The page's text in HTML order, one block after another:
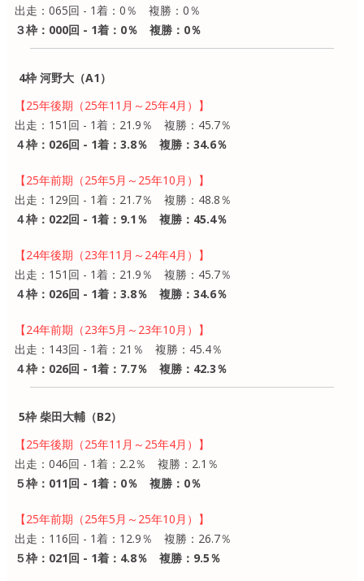
出走：065回 - 1着：0％ 複勝：0％
３枠：000回 - 1着：0％ 複勝：0％
4枠 河野大（A1）
【25年後期（25年11月～25年4月）】
出走：151回 - 1着：21.9％ 複勝：45.7％
４枠：026回 - 1着：3.8％ 複勝：34.6％
【25年前期（25年5月～25年10月）】
出走：129回 - 1着：21.7％ 複勝：48.8％
４枠：022回 - 1着：9.1％ 複勝：45.4％
【24年後期（23年11月～24年4月）】
出走：151回 - 1着：21.9％ 複勝：45.7％
４枠：026回 - 1着：3.8％ 複勝：34.6％
【24年前期（23年5月～23年10月）】
出走：143回 - 1着：21％ 複勝：45.4％
４枠：026回 - 1着：7.7％ 複勝：42.3％
5枠 柴田大輔（B2）
【25年後期（25年11月～25年4月）】
出走：046回 - 1着：2.2％ 複勝：2.1％
５枠：011回 - 1着：0％ 複勝：0％
【25年前期（25年5月～25年10月）】
出走：116回 - 1着：12.9％ 複勝：26.7％
５枠：021回 - 1着：4.8％ 複勝：9.5％